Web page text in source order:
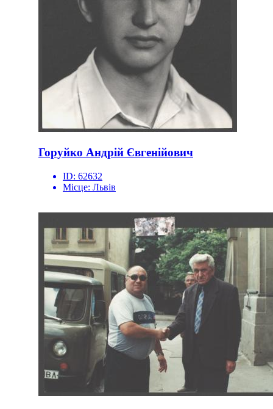
Горуйко Андрій Євгенійович
ID: 62632
Місце: Львів